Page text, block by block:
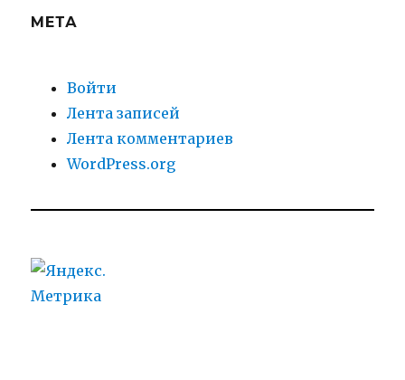
МЕТА
Войти
Лента записей
Лента комментариев
WordPress.org